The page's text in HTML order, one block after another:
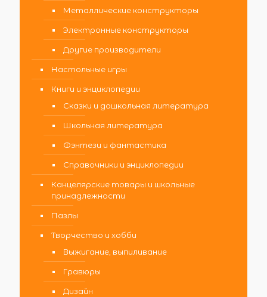
Металлические конструкторы
Электронные конструкторы
Другие производители
Настольные игры
Книги и энциклопедии
Сказки и дошкольная литература
Школьная литература
Фэнтези и фантастика
Справочники и энциклопедии
Канцелярские товары и школьные
принадлежности
Пазлы
Творчество и хобби
Выжигание, выпиливание
Гравюры
Дизайн